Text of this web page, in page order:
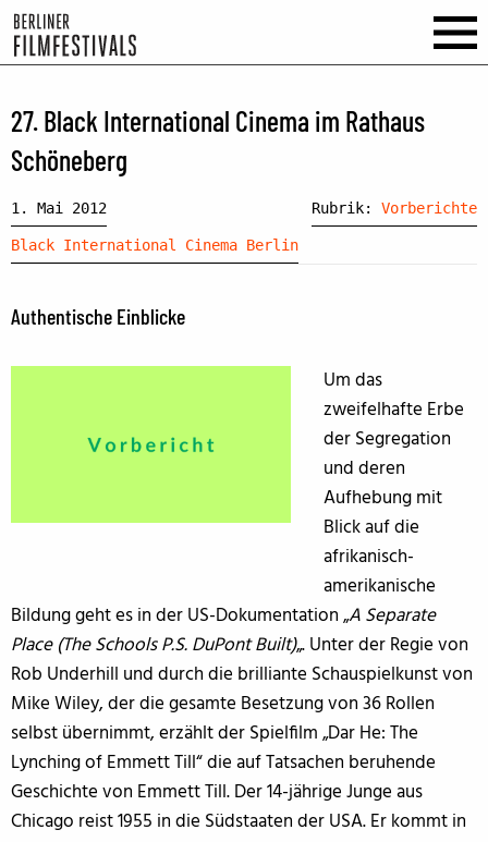
27. Black International Cinema im Rathaus
Schöneberg
1. Mai 2012 Rubrik: Vorberichte
Black International Cinema Berlin
Authentische Einblicke
Um das
zweifelhafte Erbe
der Segregation
und deren
Aufhebung mit
Blick auf die
afrikanisch-
amerikanische
Bildung geht es in der US-Dokumentation „A Separate
Place (The Schools P.S. DuPont Built)„. Unter der Regie von
Rob Underhill und durch die brilliante Schauspielkunst von
Mike Wiley, der die gesamte Besetzung von 36 Rollen
selbst übernimmt, erzählt der Spielfilm „Dar He: The
Lynching of Emmett Till“ die auf Tatsachen beruhende
Geschichte von Emmett Till. Der 14-jährige Junge aus
Chicago reist 1955 in die Südstaaten der USA. Er kommt in